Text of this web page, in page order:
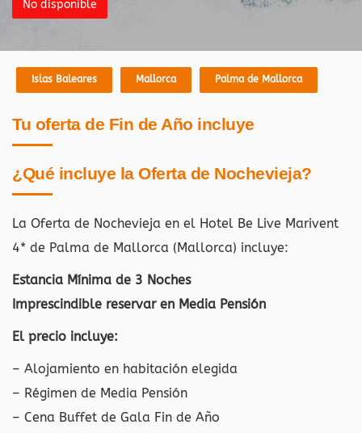
No disponible
Islas Baleares Mallorca Palma de Mallorca
Tu oferta de Fin de Año incluye
¿Qué incluye la Oferta de Nochevieja?
La Oferta de Nochevieja en el Hotel Be Live Marivent
4* de Palma de Mallorca (Mallorca) incluye:
Estancia Mínima de 3 Noches
Imprescindible reservar en Media Pensión
El precio incluye:
– Alojamiento en habitación elegida
– Régimen de Media Pensión
– Cena Buffet de Gala Fin de Año